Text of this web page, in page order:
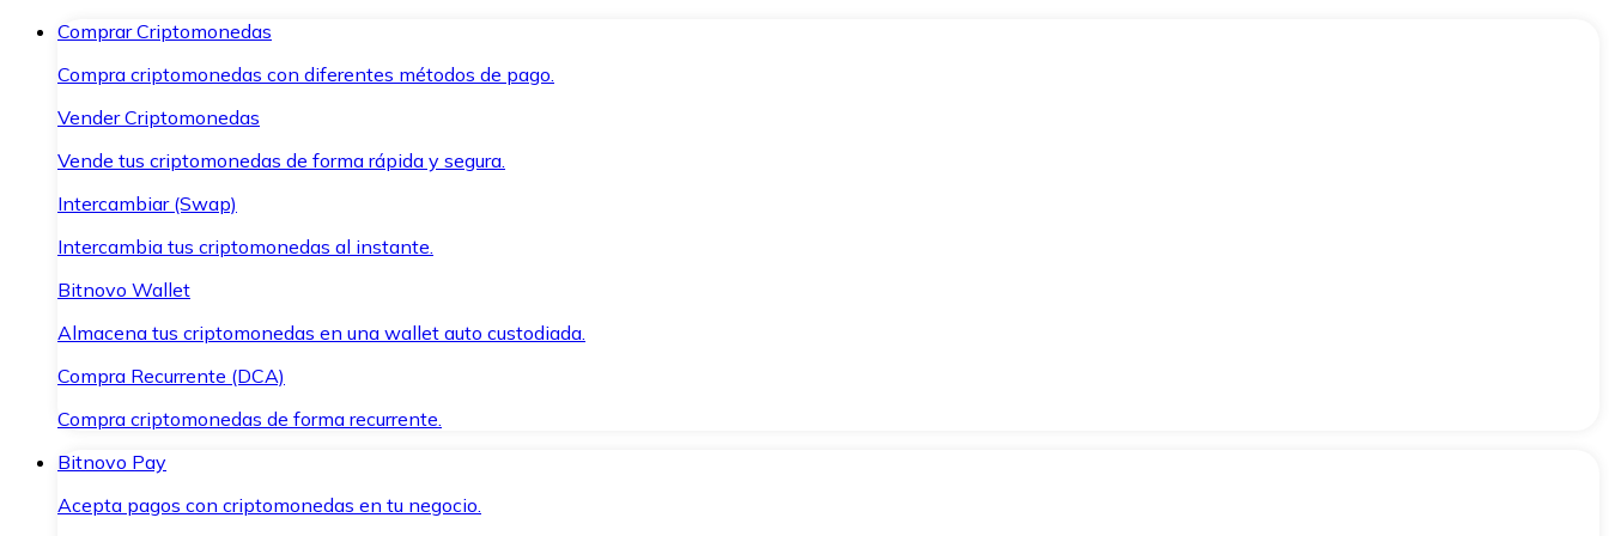
Comprar Criptomonedas
Compra criptomonedas con diferentes métodos de pago.
Vender Criptomonedas
Vende tus criptomonedas de forma rápida y segura.
Intercambiar (Swap)
Intercambia tus criptomonedas al instante.
Bitnovo Wallet
Almacena tus criptomonedas en una wallet auto custodiada.
Compra Recurrente (DCA)
Compra criptomonedas de forma recurrente.
Bitnovo Pay
Acepta pagos con criptomonedas en tu negocio.